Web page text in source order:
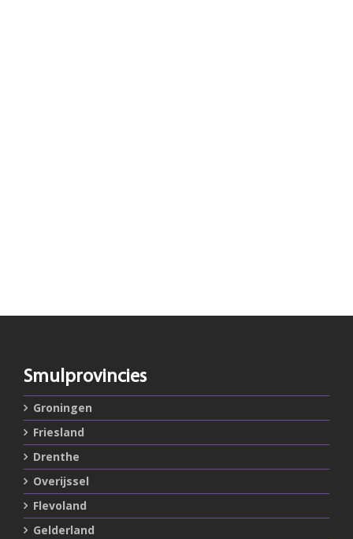
Smulprovincies
Groningen
Friesland
Drenthe
Overijssel
Flevoland
Gelderland